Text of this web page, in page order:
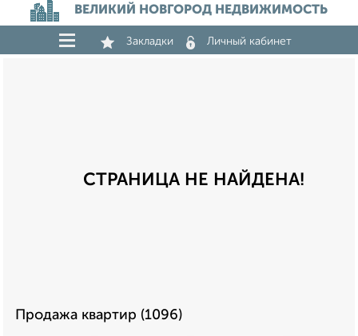
ВЕЛИКИЙ НОВГОРОД НЕДВИЖИМОСТЬ
Закладки Личный кабинет
СТРАНИЦА НЕ НАЙДЕНА!
Продажа квартир (1096)